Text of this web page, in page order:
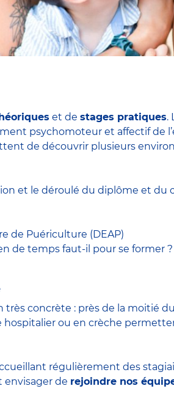
et de stages pratiques.
psychomoteur et affectif de
de découvrir plusieurs
et le déroulé du diplôme et du
de Puériculture (DEAP)
de temps faut-il pour se former ?
très concrète : près de la moitié
hospitalier ou en crèche
régulièrement des
envisager de rejoindre nos